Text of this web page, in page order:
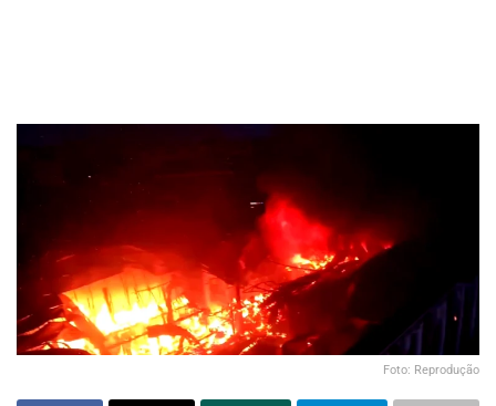
Foto: Reprodução